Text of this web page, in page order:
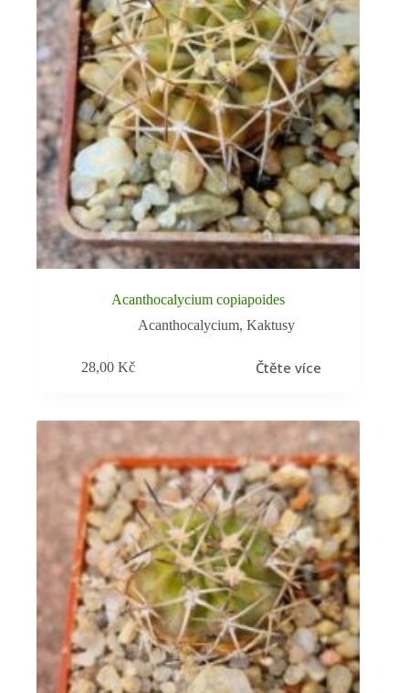
Acanthocalycium copiapoides
Acanthocalycium,Kaktusy
28,00Kč Čtěte více